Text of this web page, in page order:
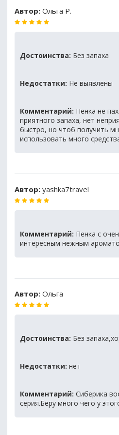
Автор: Ольга Р.
Достоинства: Без запаха
Недостатки: Не выявлены
Комментарий: Пенка не
приятного запаха, нет
быстро, но чтоб получить
использовать много
Автор: yashka7travel
Комментарий: Пенка с
интересным нежным
Автор: Ольга
Достоинства: Без
Недостатки: нет
Комментарий: Сиберика
серия.Беру много чего у